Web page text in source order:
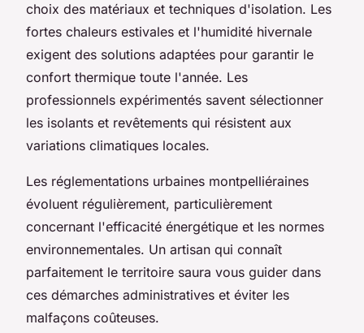
choix des matériaux et techniques d'isolation. Les
fortes chaleurs estivales et l'humidité hivernale
exigent des solutions adaptées pour garantir le
confort thermique toute l'année. Les
professionnels expérimentés savent sélectionner
les isolants et revêtements qui résistent aux
variations climatiques locales.
Les réglementations urbaines montpelliéraines
évoluent régulièrement, particulièrement
concernant l'efficacité énergétique et les normes
environnementales. Un artisan qui connaît
parfaitement le territoire saura vous guider dans
ces démarches administratives et éviter les
malfaçons coûteuses.